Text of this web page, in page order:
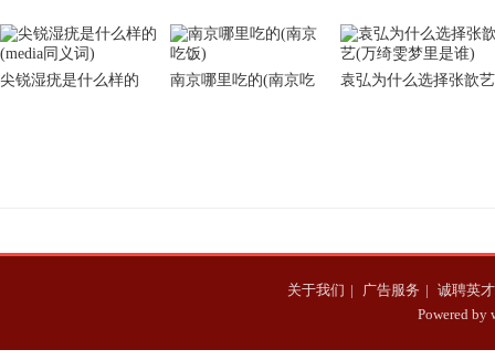
尖锐湿疣是什么样的
南京哪里吃的(南京吃
袁弘为什么选择张歆艺
关于我们 | 广告服务 | 诚聘英才
Powered by